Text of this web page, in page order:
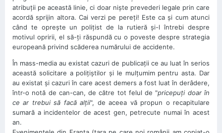
atribuţii pe această linie, ci doar nişte prevederi legale prin care
acordă sprijin altora. Cai verzi pe pereţi! Este ca şi cum atunci
când te opreşte un poliţist de la rutieră şi-l întrebi despre
motivul opririi, el să-ţi răspundă cu o poveste despre strategia
europeană privind scăderea numărului de accidente.
În mass-media au existat cazuri de publicaţii ce au luat în serios
această solicitare a poliţiştilor şi le mulţumim pentru asta. Dar
au existat şi cazuri în care acest demers a fost luat în derâdere,
într-o notă de can-can, de către tot felul de "pricepuţi doar în
ce ar trebui să facă alţii", de aceea vă propun o recapitulare
sumară a incidentelor de acest gen, petrecute numai în acest
an.